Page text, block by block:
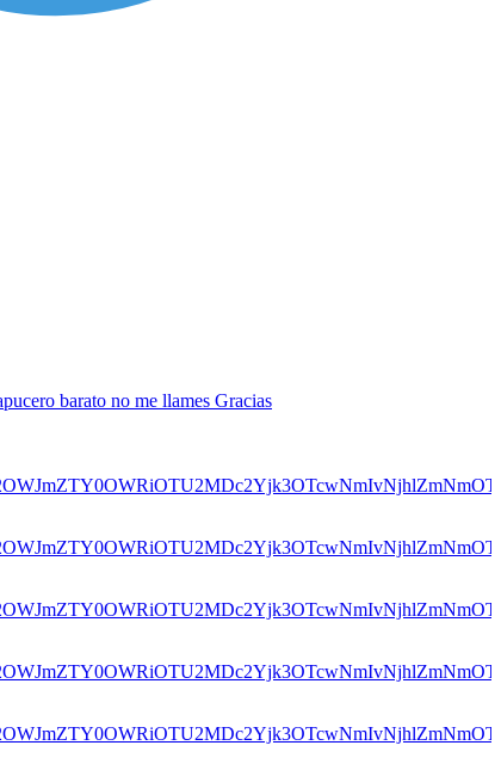
barato no me llames Gracias